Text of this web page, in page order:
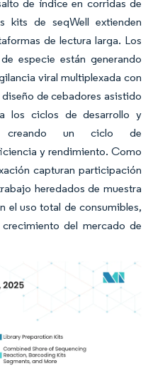
de índice en corridas de
kits de seqWell extienden
de lectura larga. Los
especie están generando
viral multiplexada con
de cebadores asistido
los ciclos de desarrollo y
creando un ciclo de
y rendimiento. Como
capturan participación
heredados de muestra
el uso total de consumibles,
del mercado de